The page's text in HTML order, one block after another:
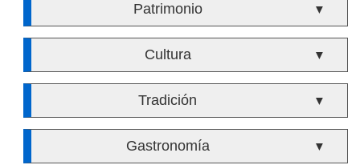
Patrimonio ▼
Cultura ▼
Tradición ▼
Gastronomía ▼